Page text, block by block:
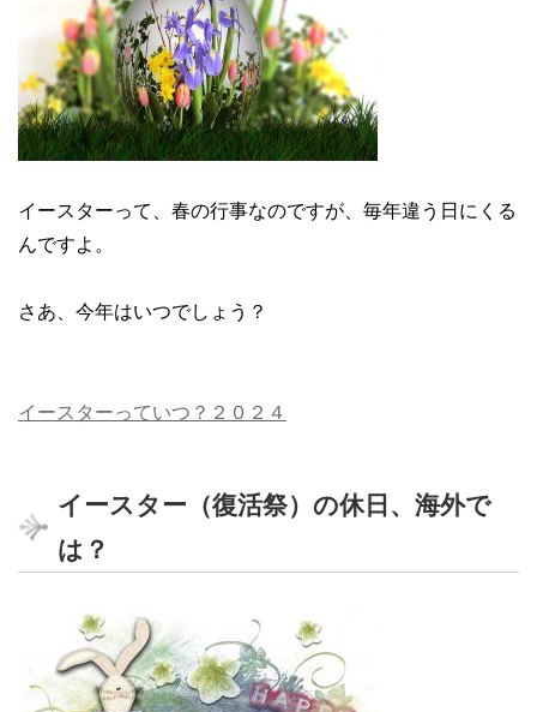
イースターって、春の行事なのですが、毎年違う日にくる
んですよ。
さあ、今年はいつでしょう？
イースターっていつ？２０２４
イースター（復活祭）の休日、海外で
は？